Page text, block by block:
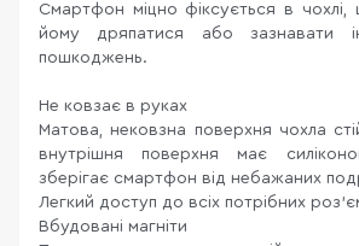
Смартфон міцно фіксується в
йому дряпатися або зазнавати
пошкоджень.
Не ковзає в руках
Матова, нековзна поверхня чохла
внутрішня поверхня має
зберігає смартфон від небажаних
Легкий доступ до всіх потрібних
Вбудовані магніти